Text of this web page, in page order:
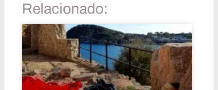
Relacionado: